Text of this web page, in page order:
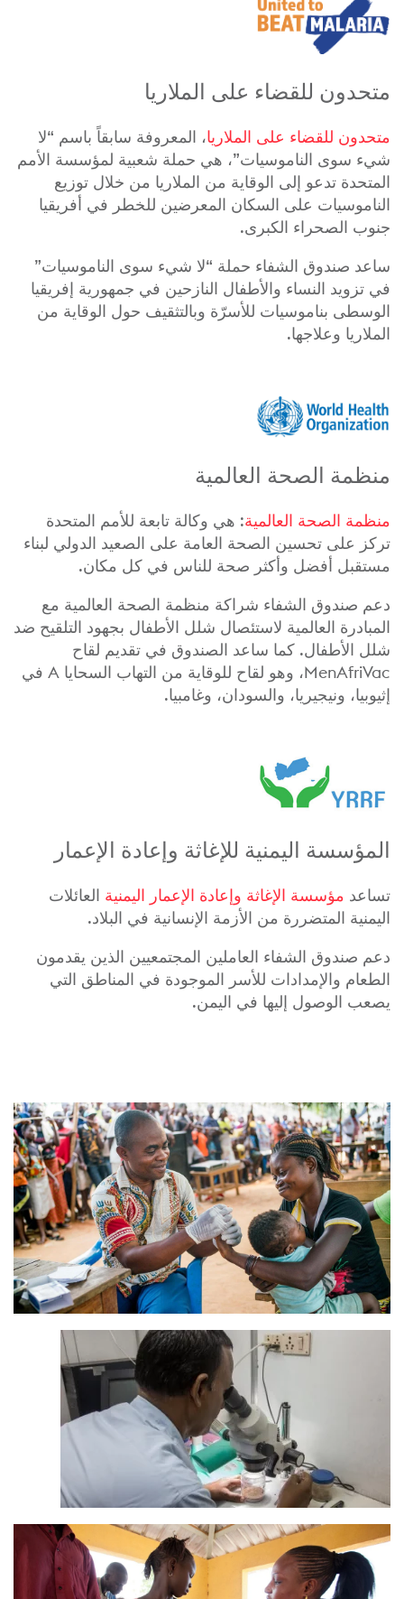
متحدون للقضاء على الملاريا
متحدون للقضاء على الملاريا، المعروفة سابقاً باسم “لا
شيء سوى الناموسيات”، هي حملة شعبية لمؤسسة الأمم
المتحدة تدعو إلى الوقاية من الملاريا من خلال توزيع
الناموسيات على السكان المعرضين للخطر في أفريقيا
جنوب الصحراء الكبرى.
ساعد صندوق الشفاء حملة “لا شيء سوى الناموسيات”
في تزويد النساء والأطفال النازحين في جمهورية إفريقيا
الوسطى بناموسيات للأسرّة وبالتثقيف حول الوقاية من
الملاريا وعلاجها.
منظمة الصحة العالمية
منظمة الصحة العالمية: هي وكالة تابعة للأمم المتحدة
تركز على تحسين الصحة العامة على الصعيد الدولي لبناء
مستقبل أفضل وأكثر صحة للناس في كل مكان.
دعم صندوق الشفاء شراكة منظمة الصحة العالمية مع
المبادرة العالمية لاستئصال شلل الأطفال بجهود التلقيح ضد
شلل الأطفال. كما ساعد الصندوق في تقديم لقاح
MenAfriVac، وهو لقاح للوقاية من التهاب السحايا A في
إثيوبيا، ونيجيريا، والسودان، وغامبيا.
المؤسسة اليمنية للإغاثة وإعادة الإعمار
تساعد مؤسسة الإغاثة وإعادة الإعمار اليمنية العائلات
اليمنية المتضررة من الأزمة الإنسانية في البلاد.
دعم صندوق الشفاء العاملين المجتمعيين الذين يقدمون
الطعام والإمدادات للأسر الموجودة في المناطق التي
يصعب الوصول إليها في اليمن.